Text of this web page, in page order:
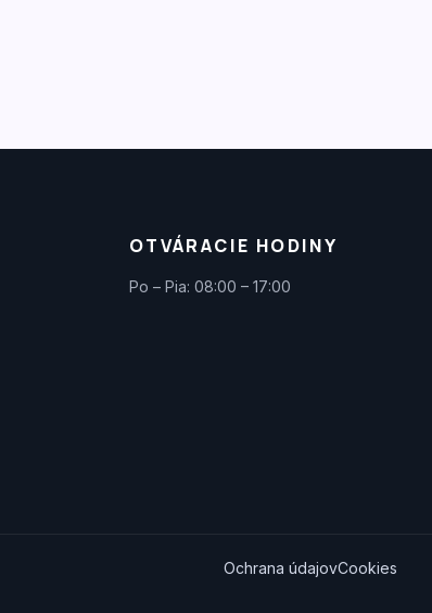
OTVÁRACIE HODINY
Po – Pia: 08:00 – 17:00
Ochrana údajovCookies